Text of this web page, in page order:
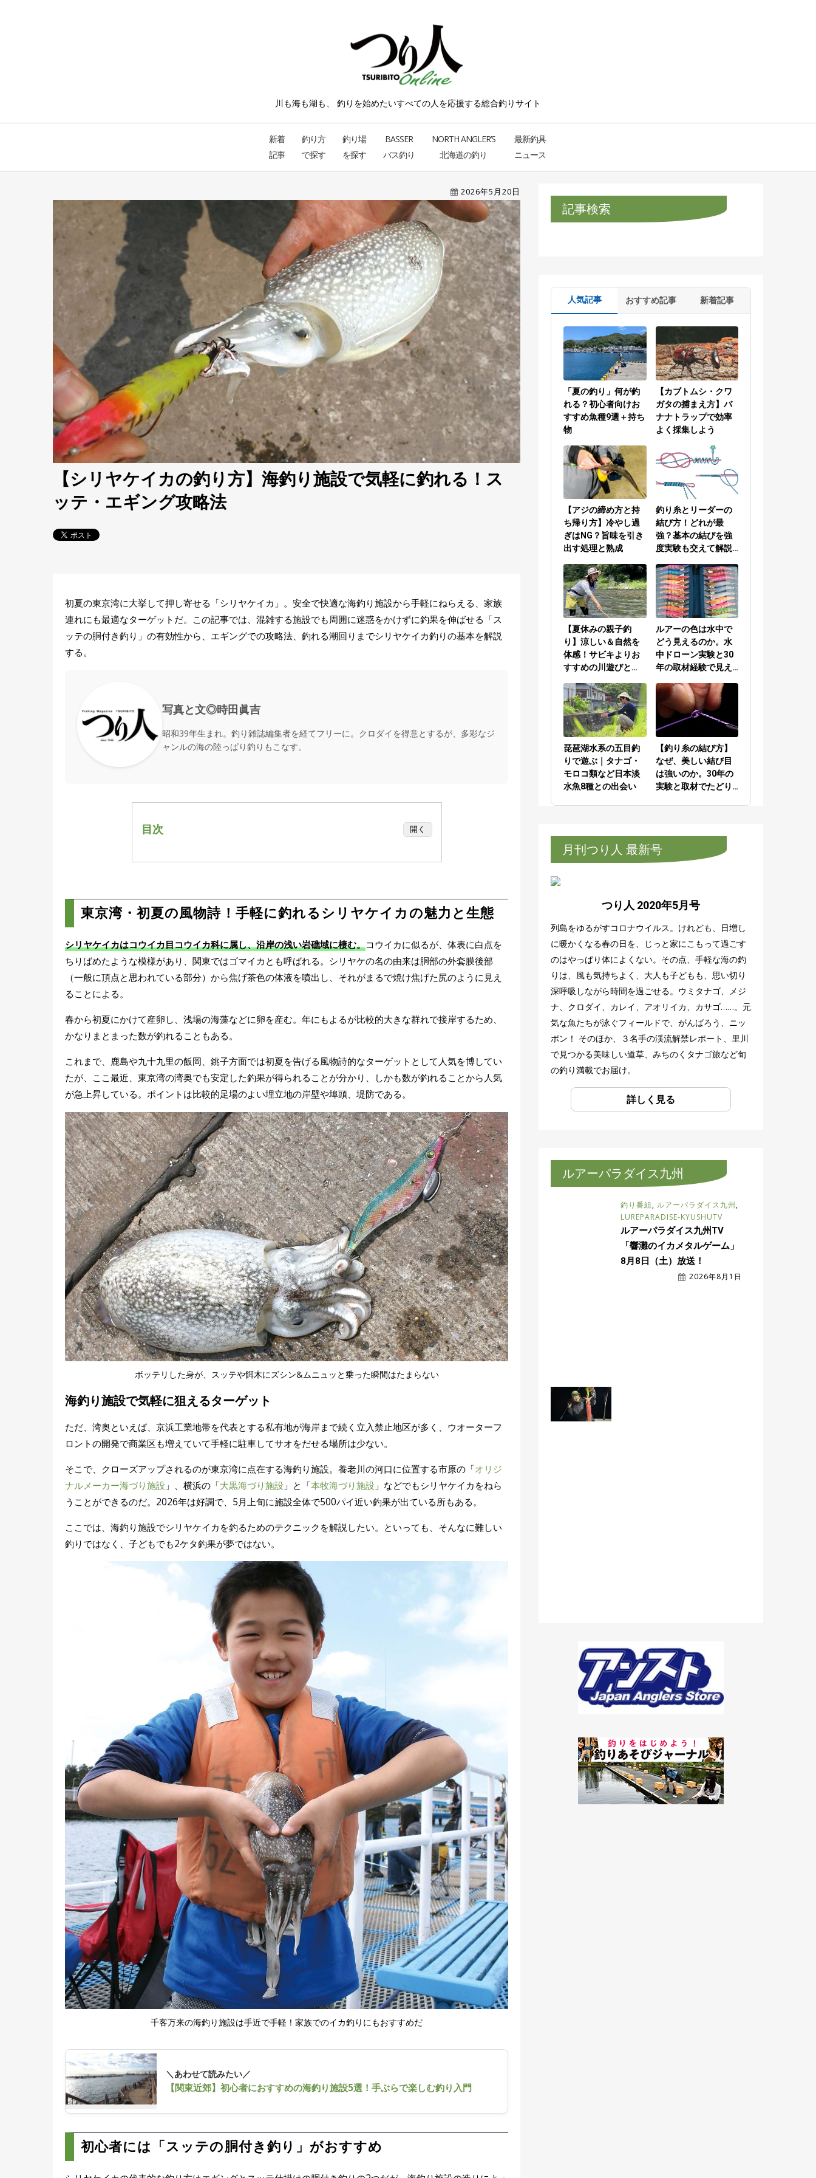
川も海も湖も、 釣りを始めたいすべての人を応援する総合釣りサイト
新着
記事
釣り方
で探す
釣り場
を探す
BASSER
バス釣り
NORTH ANGLER’S
北海道の釣り
最新釣具
ニュース
2026年5月20日
【シリヤケイカの釣り方】海釣り施設で気軽に釣れる！ス
ッテ・エギング攻略法
初夏の東京湾に大挙して押し寄せる「シリヤケイカ」。安全で快適な海釣り施設から手軽にねらえる、家族
連れにも最適なターゲットだ。この記事では、混雑する施設でも周囲に迷惑をかけずに釣果を伸ばせる「ス
ッテの胴付き釣り」の有効性から、エギングでの攻略法、釣れる潮回りまでシリヤケイカ釣りの基本を解説
する。
写真と文◎時田眞吉
昭和39年生まれ。釣り雑誌編集者を経てフリーに。クロダイを得意とするが、多彩なジ
ャンルの海の陸っぱり釣りもこなす。
目次 開く
胴付き釣りのタックルと仕掛け
釣り方は足元で小さくシャクるだけ
エギング用のタックルと餌木
釣り方は底のズル引きが基本
シリヤケイカが釣れる条件とは？朝・夕のマヅメ時と潮回りをね
釣れたシリヤケイカの美味しい食べ方（下処理とおすすめレシ
ピ）
東京湾・初夏の風物詩！手軽に釣れるシリヤケイカの魅力と生態
シリヤケイカはコウイカ目コウイカ科に属し、沿岸の浅い岩礁域に棲む。コウイカに似るが、体表に白点を
ちりばめたような模様があり、関東ではゴマイカとも呼ばれる。シリヤケの名の由来は胴部の外套膜後部
（一般に頂点と思われている部分）から焦げ茶色の体液を噴出し、それがまるで焼け焦げた尻のように見え
ることによる。
春から初夏にかけて産卵し、浅場の海藻などに卵を産む。年にもよるが比較的大きな群れで接岸するため、
かなりまとまった数が釣れることもある。
これまで、鹿島や九十九里の飯岡、銚子方面では初夏を告げる風物詩的なターゲットとして人気を博してい
たが、ここ最近、東京湾の湾奥でも安定した釣果が得られることが分かり、しかも数が釣れることから人気
が急上昇している。ポイントは比較的足場のよい埋立地の岸壁や埠頭、堤防である。
ボッテリした身が、スッテや餌木にズシン&ムニュッと乗った瞬間はたまらない
海釣り施設で気軽に狙えるターゲット
ただ、湾奥といえば、京浜工業地帯を代表とする私有地が海岸まで続く立入禁止地区が多く、ウオーターフ
ロントの開発で商業区も増えていて手軽に駐車してサオをだせる場所は少ない。
そこで、クローズアップされるのが東京湾に点在する海釣り施設。養老川の河口に位置する市原の「オリジ
ナルメーカー海づり施設 」、横浜の「大黒海づり施設 」と「本牧海づり施設 」などでもシリヤケイカをねら
うことができるのだ。2026年は好調で、5月上旬に施設全体で500パイ近い釣果が出ている所もある。
ここでは、海釣り施設でシリヤケイカを釣るためのテクニックを解説したい。といっても、そんなに難しい
釣りではなく、子どもでも2ケタ釣果が夢ではない。
千客万来の海釣り施設は手近で手軽！家族でのイカ釣りにもおすすめだ
＼あわせて読みたい／
【関東近郊】初心者におすすめの海釣り施設5選！手ぶらで楽しむ釣り入門
初心者には「スッテの胴付き釣り」がおすすめ
記事検索
人気記事 おすすめ記事 新着記事
「夏の釣り」何が釣
れる？初心者向けお
すすめ魚種9選＋持ち
物
【カブトムシ・クワ
ガタの捕まえ方】バ
ナナトラップで効率
よく採集しよう
【アジの締め方と持
ち帰り方】冷やし過
ぎはNG？旨味を引き
出す処理と熟成
釣り糸とリーダーの
結び方！どれが最
強？基本の結びを強
度実験も交えて解説
ーの結び方編
【夏休みの親子釣
り】涼しい＆自然を
体感！サビキよりお
すすめの川遊びと
ルアーの色は水中で
どう見えるのか。水
中ドローン実験と30
年の取材経験で見え
琵琶湖水系の五目釣
りで遊ぶ｜タナゴ・
モロコ類など日本淡
水魚8種との出会い
【釣り糸の結び方】
なぜ、美しい結び目
は強いのか。30年の
実験と取材でたどり
月刊つり人 最新号
つり人 2020年5月号
列島をゆるがすコロナウイルス。けれども、日増し
に暖かくなる春の日を、じっと家にこもって過ごす
のはやっぱり体によくない。その点、手軽な海の釣
りは、風も気持ちよく、大人も子どもも、思い切り
深呼吸しながら時間を過ごせる。ウミタナゴ、メジ
ナ、クロダイ、カレイ、アオリイカ、カサゴ……。元
気な魚たちが泳ぐフィールドで、がんばろう、ニッ
ポン！ そのほか、３名手の渓流解禁レポート、里川
で見つかる美味しい道草、みちのくタナゴ旅など旬
の釣り満載でお届け。
詳しく見る
ルアーパラダイス九州
釣り番組, ルアーパラダイス九州,
LUREPARADISE-KYUSHUTV
ルアーパラダイス九州TV
「響灘のイカメタルゲーム」
8月8日（土）放送！
2026年8月1日